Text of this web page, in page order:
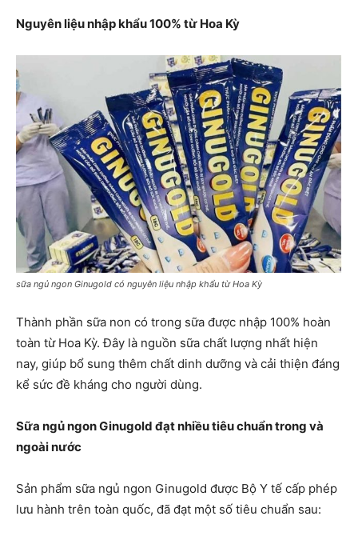
Nguyên liệu nhập khẩu 100% từ Hoa Kỳ
sữa ngủ ngon Ginugold có nguyên liệu nhập khẩu từ Hoa Kỳ
Thành phần sữa non có trong sữa được nhập 100% hoàn
toàn từ Hoa Kỳ. Đây là nguồn sữa chất lượng nhất hiện
nay, giúp bổ sung thêm chất dinh dưỡng và cải thiện đáng
kể sức đề kháng cho người dùng.
Sữa ngủ ngon Ginugold đạt nhiều tiêu chuẩn trong và
ngoài nước
Sản phẩm sữa ngủ ngon Ginugold được Bộ Y tế cấp phép
lưu hành trên toàn quốc, đã đạt một số tiêu chuẩn sau: